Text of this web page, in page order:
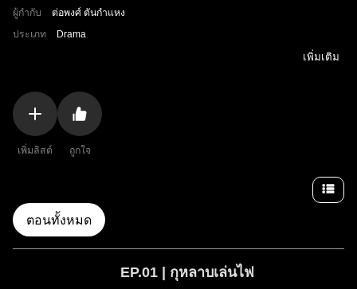
เพิ่มลิสต์ ถูกใจ
ผู้กำกับ
ต่อพงศ์ ตันกำแหง
ประเภท
Drama
เพิ่มเติม
ตอนทั้งหมด
EP.01 | กุหลาบเล่นไฟ